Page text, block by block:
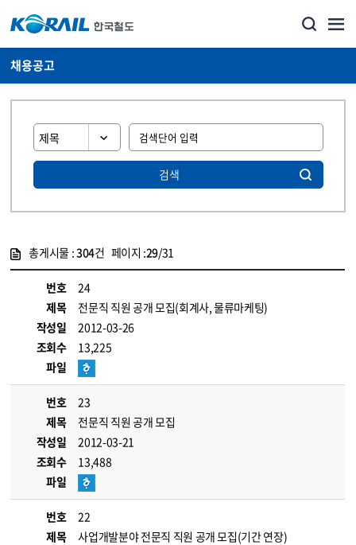
채용공고
검색
총게시물 :304건 페이지 :29/31
번호
24
제목
전문직 직원 공개 모집(회계사, 물류마케팅)
작성일
2012-03-26
조회수
13,225
파일
번호
23
제목
전문직 직원 공개 모집
작성일
2012-03-21
조회수
13,488
파일
번호
22
제목
사업개발분야 전문직 직원 공개 모집(기간 연장)